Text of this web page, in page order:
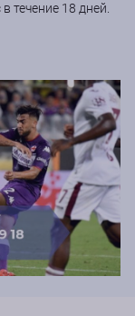
течение 18 дней.